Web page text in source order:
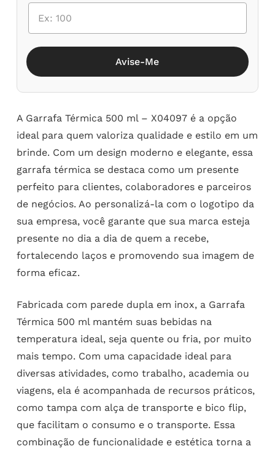
Avise-Me
A Garrafa Térmica 500 ml – X04097 é a opção
ideal para quem valoriza qualidade e estilo em um
brinde. Com um design moderno e elegante, essa
garrafa térmica se destaca como um presente
perfeito para clientes, colaboradores e parceiros
de negócios. Ao personalizá-la com o logotipo da
sua empresa, você garante que sua marca esteja
presente no dia a dia de quem a recebe,
fortalecendo laços e promovendo sua imagem de
forma eficaz.
Fabricada com parede dupla em inox, a Garrafa
Térmica 500 ml mantém suas bebidas na
temperatura ideal, seja quente ou fria, por muito
mais tempo. Com uma capacidade ideal para
diversas atividades, como trabalho, academia ou
viagens, ela é acompanhada de recursos práticos,
como tampa com alça de transporte e bico flip,
que facilitam o consumo e o transporte. Essa
combinação de funcionalidade e estética torna a